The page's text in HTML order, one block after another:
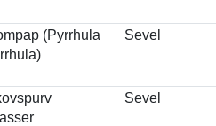
(Pyrrhula
Sevel
Sevel